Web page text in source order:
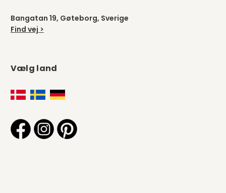
Bangatan 19, Gøteborg, Sverige
Find vej >
Vælg land